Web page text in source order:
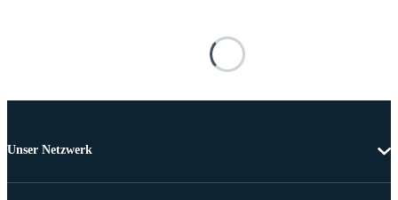
Unser Netzwerk